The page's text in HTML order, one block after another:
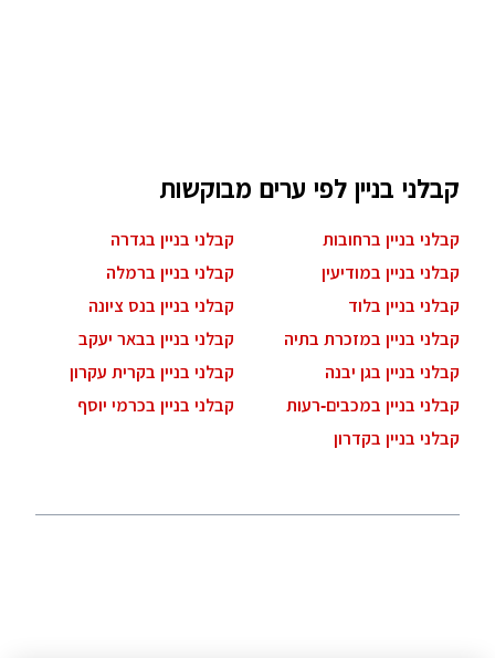
קבלני בניין לפי ערים מבוקשות
קבלני בניין ברחובות
קבלני בניין בגדרה
קבלני בניין במודיעין
קבלני בניין ברמלה
קבלני בניין בלוד
קבלני בניין בנס ציונה
קבלני בניין במזכרת בתיה
קבלני בניין בבאר יעקב
קבלני בניין בגן יבנה
קבלני בניין בקרית עקרון
קבלני בניין במכבים-רעות
קבלני בניין בכרמי יוסף
קבלני בניין בקדרון